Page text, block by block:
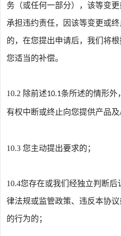
务（或任何一部分），该等变
承担违约责任，因该等变更或
的，在您提出申请后，我们将
您适当的补偿。
10.2 除前述10.1条所述的情形外
有权中断或终止向您提供产品及
10.3您主动提出要求的；
10.4您存在或我们经独立判断后
律法规或监管政策、违反本协
的行为的；